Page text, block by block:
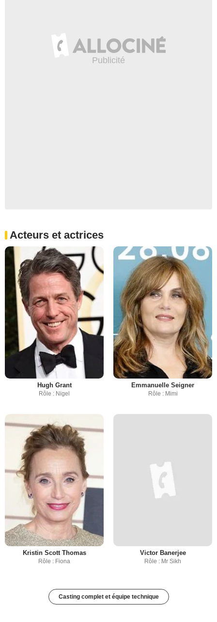
Acteurs et actrices
Hugh Grant
Rôle : Nigel
Emmanuelle Seigner
Rôle : Mimi
Kristin Scott Thomas
Rôle : Fiona
Victor Banerjee
Rôle : Mr Sikh
Casting complet et équipe technique